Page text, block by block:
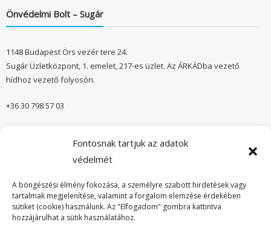
Fontosnak tartjuk az adatok
védelmét
A böngészési élmény fokozása, a személyre szabott hirdetések vagy
tartalmak megjelenítése, valamint a forgalom elemzése érdekében
sütiket (cookie) használunk. Az "Elfogadom" gombra kattintva
hozzájárulhat a sütik használatához.
Önvédelmi Bolt – Sugár
1148 Budapest Örs vezér tere 24.
Sugár Üzletközpont, 1. emelet, 217-es üzlet. Az ÁRKÁDba vezető
hídhoz vezető folyosón.
+36 30 798 57 03
Önvédelmi Bolt – Főoldal